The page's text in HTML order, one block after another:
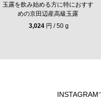
玉露を飲み始める方に特におすす
めの京田辺産高級玉露
3,024円 / 50 g
INSTAGRAM